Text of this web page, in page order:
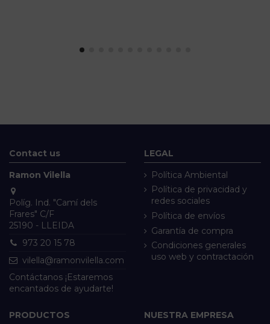
Contact us
Ramon Vilella
Políg. Ind. "Camí dels
Frares" C/F
25190 - LLEIDA
973 20 15 78
vilella@ramonvilella.com
Contáctanos ¡Estaremos
encantados de ayudarte!
LEGAL
Política Ambiental
Política de privacidad y
redes sociales
Política de envíos
Garantía de compra
Condiciones generales
uso web y contractación
PRODUCTOS NUESTRA EMPRESA